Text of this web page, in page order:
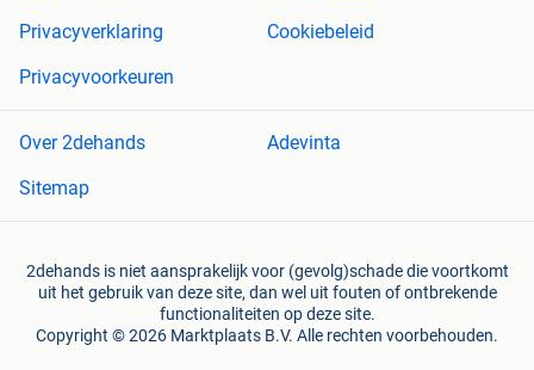
Privacyverklaring
Cookiebeleid
Privacyvoorkeuren
Over 2dehands
Adevinta
Sitemap
2dehands is niet aansprakelijk voor (gevolg)schade die voortkomt
uit het gebruik van deze site, dan wel uit fouten of ontbrekende
functionaliteiten op deze site.
Copyright © 2026 Marktplaats B.V. Alle rechten voorbehouden.